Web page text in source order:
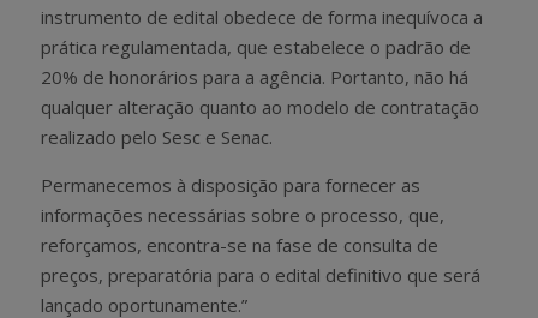
instrumento de edital obedece de forma inequívoca a
prática regulamentada, que estabelece o padrão de
20% de honorários para a agência. Portanto, não há
qualquer alteração quanto ao modelo de contratação
realizado pelo Sesc e Senac.
Permanecemos à disposição para fornecer as
informações necessárias sobre o processo, que,
reforçamos, encontra-se na fase de consulta de
preços, preparatória para o edital definitivo que será
lançado oportunamente.”